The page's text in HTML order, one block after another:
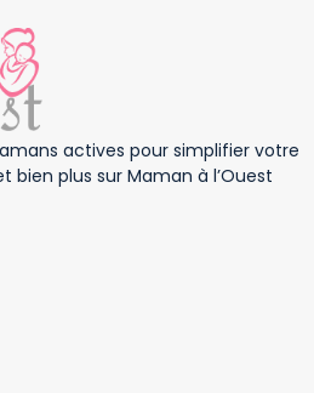
actives pour simplifier votre
bien plus sur Maman à l’Ouest